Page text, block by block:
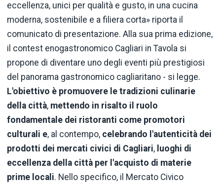
eccellenza, unici per qualità e gusto, in una cucina
moderna, sostenibile e a filiera corta» riporta il
comunicato di presentazione. Alla sua prima edizione,
il contest enogastronomico Cagliari in Tavola si
propone di diventare uno degli eventi più prestigiosi
del panorama gastronomico cagliaritano - si legge.
L'obiettivo è promuovere le tradizioni culinarie
della città, mettendo in risalto il ruolo
fondamentale dei ristoranti come promotori
culturali e, al contempo, celebrando l'autenticità dei
prodotti dei mercati civici di Cagliari, luoghi di
eccellenza della città per l'acquisto di materie
prime locali. Nello specifico, il Mercato Civico